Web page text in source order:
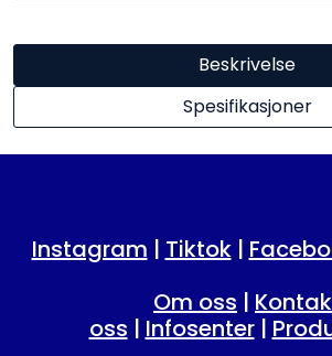
Beskrivelse
Spesifikasjoner
Instagram | Tiktok|
Om oss |
oss | Infosenter|